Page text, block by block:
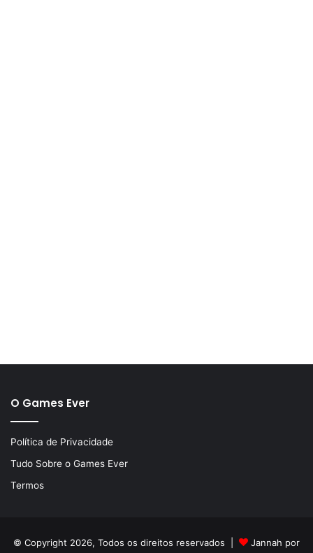
O Games Ever
Política de Privacidade
Tudo Sobre o Games Ever
Termos
© Copyright 2026, Todos os direitos reservados | Jannah por